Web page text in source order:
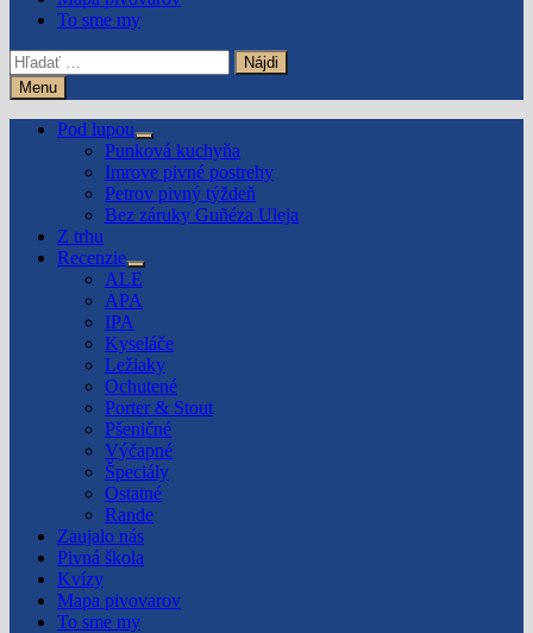
To sme my
Hľadať:
Menu
Pod lupou
Show
sub
menu
Punková kuchyňa
Imrove pivné postrehy
Petrov pivný týždeň
Bez záruky Guñéza Uleja
Z trhu
Recenzie
Show
sub
menu
ALE
APA
IPA
Kyseláče
Ležiaky
Ochutené
Porter & Stout
Pšeničné
Výčapné
Špeciály
Ostatné
Rande
Zaujalo nás
Pivná škola
Kvízy
Mapa pivovarov
To sme my